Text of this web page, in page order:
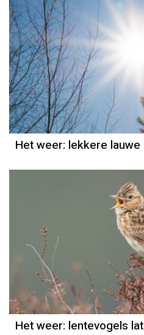
Het weer
Jordi Bloem
Het weer: lekkere
Grieta
Het weer: lentevogels